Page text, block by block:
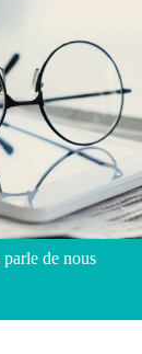
de nous